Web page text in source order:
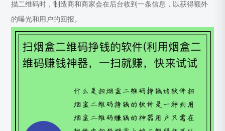
描二维码时，制造商和商家会在后台收到一条信息，以获得额外
的曝光和用户的回报。